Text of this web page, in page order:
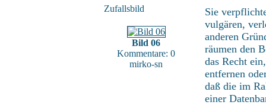
Zufallsbild
Bild 06
Kommentare: 0
mirko-sn
Sie
vulgären,
anderen
räumen den
das Recht
entfernen
daß die im
einer